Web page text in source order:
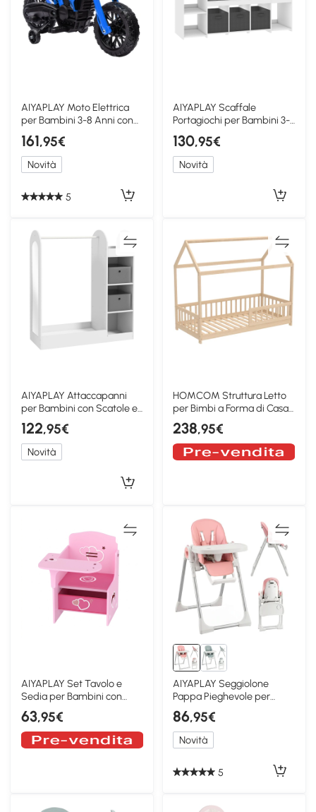
AIYAPLAY Moto Elettrica
per Bambini 3-8 Anni con
Rotelle, Blu
161,95€
Novità
5
AIYAPLAY Scaffale
Portagiochi per Bambini 3-
8 Anni, Bianco
130,95€
Novità
AIYAPLAY Attaccapanni
per Bambini con Scatole e
Specchio, Bianco
122,95€
Novità
HOMCOM Struttura Letto
per Bimbi a Forma di Casa,
Color Legno
238,95€
AIYAPLAY Set Tavolo e
Sedia per Bambini con
Contenitore, Rosa
63,95€
AIYAPLAY Seggiolone
Pappa Pieghevole per
Bambini 6-36 Mesi, Rosa
86,95€
Novità
5